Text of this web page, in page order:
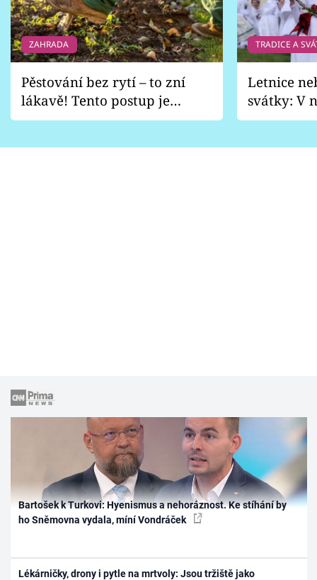
ZAHRADA
Pěstování bez rytí – to zní
lákavě! Tento postup je
vhodný jen pro některé
TRADICE A
Letnice
svátky: V
pondělí
Bartošek k Turkovi: Hyenismus a nehoráznost. Ke stíhání by
ho Sněmovna vydala, míní Vondráček
Lékárničky, drony i pytle na mrtvoly: Jsou tržiště jako